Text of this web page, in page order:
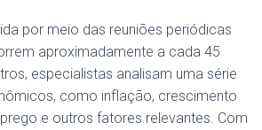
por meio das reuniões periódicas
aproximadamente a cada 45
especialistas analisam uma série
como inflação, crescimento
e outros fatores relevantes. Com